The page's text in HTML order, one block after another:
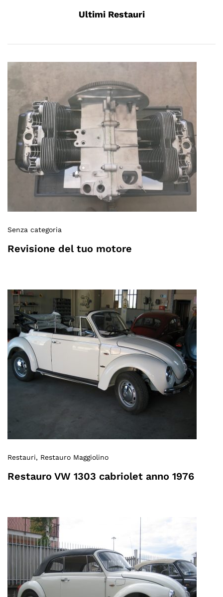
Ultimi Restauri
Senza categoria
Revisione del tuo motore
Restauri, Restauro Maggiolino
Restauro VW 1303 cabriolet anno 1976